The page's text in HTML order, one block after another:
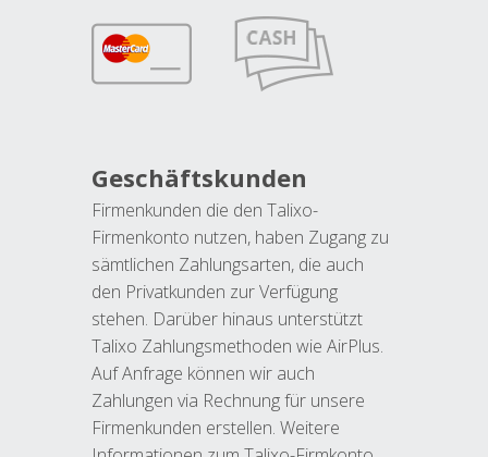
Geschäftskunden
Firmenkunden die den Talixo-
Firmenkonto nutzen, haben Zugang zu
sämtlichen Zahlungsarten, die auch
den Privatkunden zur Verfügung
stehen. Darüber hinaus unterstützt
Talixo Zahlungsmethoden wie AirPlus.
Auf Anfrage können wir auch
Zahlungen via Rechnung für unsere
Firmenkunden erstellen. Weitere